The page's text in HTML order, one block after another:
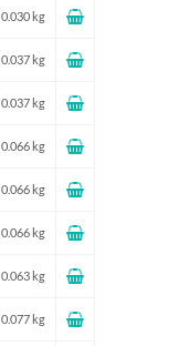
0.030 kg
0.037 kg
0.037 kg
0.066 kg
0.066 kg
0.066 kg
0.063 kg
0.077 kg